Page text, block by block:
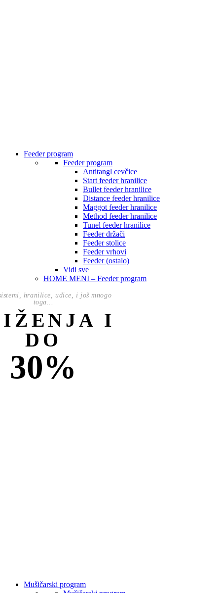
Feeder program
Feeder program
Antitangl cevčice
Start feeder hranilice
Bullet feeder hranilice
Distance feeder hranilice
Maggot feeder hranilice
Method feeder hranilice
Tunel feeder hranilice
Feeder držači
Feeder stolice
Feeder vrhovi
Feeder (ostalo)
Vidi sve
HOME MENI – Feeder program
hranilice, udice, i još mnogo
toga...
I
DO
30%
Mušičarski program